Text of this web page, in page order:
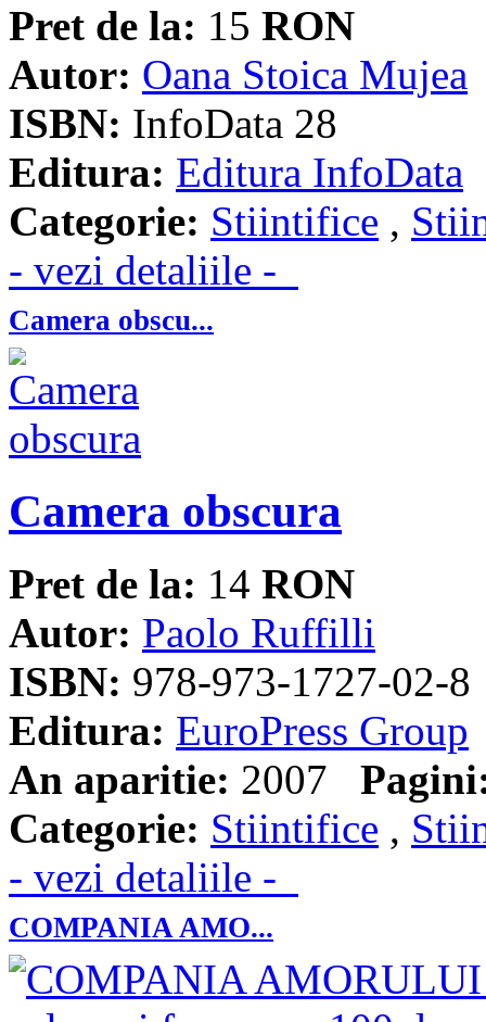
Pret de la: 15 RON
Autor: Oana Stoica Mujea
ISBN: InfoData 28
Editura: Editura InfoData
Categorie: Stiintifice ,
- vezi detaliile -
Camera obscu...
Camera obscura
Pret de la: 14 RON
Autor: Paolo Ruffilli
ISBN: 978-973-1727-02-8
Editura: EuroPress Group
An aparitie: 2007
Categorie: Stiintifice ,
- vezi detaliile -
COMPANIA AMO...